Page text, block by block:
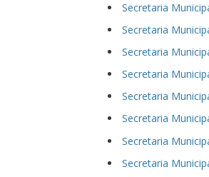
Secretaria
Secretaria
Secretaria
Secretaria
Secretaria
Secretaria
Secretaria
Secretaria